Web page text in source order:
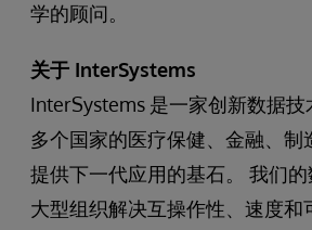
学的顾问。
关于 InterSystems
InterSystems 是一家创新数据
多个国家的医疗保健、金融、制
提供下一代应用的基石。 我们
大型组织解决互操作性、速度和